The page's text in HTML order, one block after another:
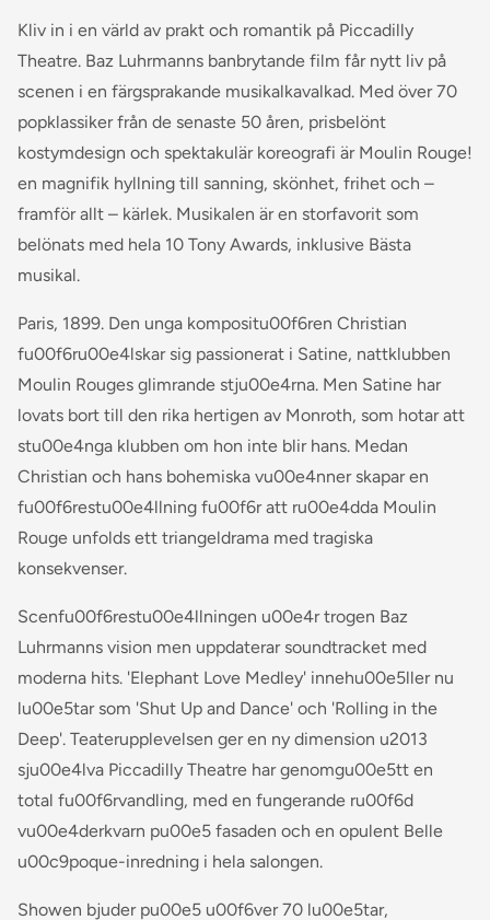
Kliv in i en värld av prakt och romantik på Piccadilly
Theatre. Baz Luhrmanns banbrytande film får nytt liv på
scenen i en färgsprakande musikalkavalkad. Med över 70
popklassiker från de senaste 50 åren, prisbelönt
kostymdesign och spektakulär koreografi är Moulin Rouge!
en magnifik hyllning till sanning, skönhet, frihet och –
framför allt – kärlek. Musikalen är en storfavorit som
belönats med hela 10 Tony Awards, inklusive Bästa
musikal.
Paris, 1899. Den unga kompositu00f6ren Christian
fu00f6ru00e4lskar sig passionerat i Satine, nattklubben
Moulin Rouges glimrande stju00e4rna. Men Satine har
lovats bort till den rika hertigen av Monroth, som hotar att
stu00e4nga klubben om hon inte blir hans. Medan
Christian och hans bohemiska vu00e4nner skapar en
fu00f6restu00e4llning fu00f6r att ru00e4dda Moulin
Rouge unfolds ett triangeldrama med tragiska
konsekvenser.
Scenfu00f6restu00e4llningen u00e4r trogen Baz
Luhrmanns vision men uppdaterar soundtracket med
moderna hits. 'Elephant Love Medley' innehu00e5ller nu
lu00e5tar som 'Shut Up and Dance' och 'Rolling in the
Deep'. Teaterupplevelsen ger en ny dimension u2013
sju00e4lva Piccadilly Theatre har genomgu00e5tt en
total fu00f6rvandling, med en fungerande ru00f6d
vu00e4derkvarn pu00e5 fasaden och en opulent Belle
u00c9poque-inredning i hela salongen.
Showen bjuder pu00e5 u00f6ver 70 lu00e5tar,